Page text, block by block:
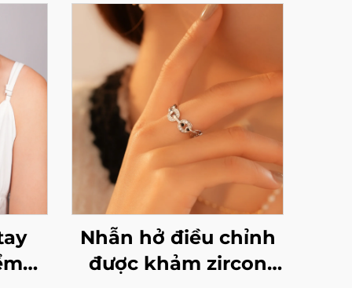
Nhẫn hở điều chỉnh
được khảm zircon